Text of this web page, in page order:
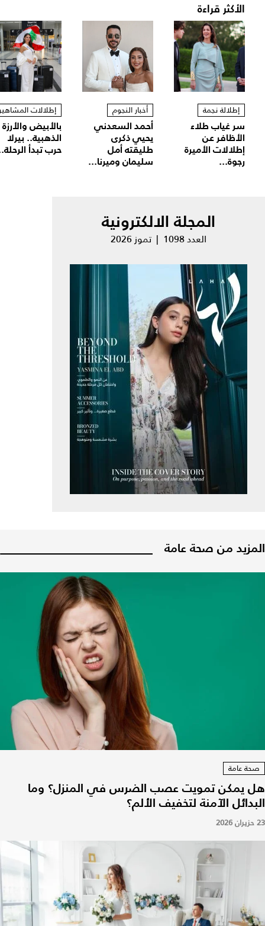
الأكثر قراءة
إطلالة نجمة
سر غياب طلاء
الأظافر عن
إطلالات الأميرة
رجوة...
أخبار النجوم
أحمد السعدني
يحيي ذكرى
طليقته أمل
سليمان وميرنا...
إطلالات
بالأبيض والأرزة
الذهبية.. بيرلا
حرب تبدأ
المجلة الالكترونية
العدد 1098 | تموز 2026
المزيد من صحة عامة
صحة عامة
هل يمكن تمويت عصب الضرس في المنزل؟ وما
البدائل الآمنة لتخفيف الألم؟
23 حزيران 2026